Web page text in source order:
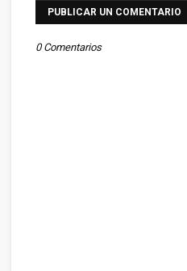
PUBLICAR UN COMENTARIO
0 Comentarios